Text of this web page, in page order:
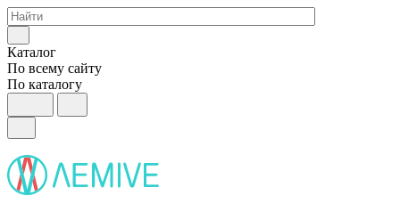
Каталог
По всему сайту
По каталогу